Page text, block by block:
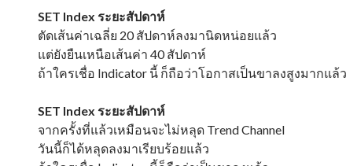
SET Index ระยะสัปดาห์
ตัดเส้นค่าเฉลี่ย 20 สัปดาห์ลงมานิดหน่อยแล้ว
แต่ยังยืนเหนือเส้นค่า 40 สัปดาห์
ถ้าใครเชื่อ Indicator นี้ ก็ถือว่าโอกาสเป็นขาลงสูงมากแล้ว
SET Index ระยะสัปดาห์
จากครั้งที่แล้วเหมือนจะไม่หลุด Trend Channel
วันนี้ก็ได้หลุดลงมาเรียบร้อยแล้ว